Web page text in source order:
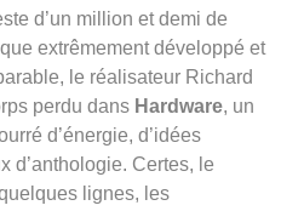
d’un million et demi de
extrêmement développé et
le réalisateur Richard
perdu dans Hardware, un
d’énergie, d’idées
d’anthologie. Certes, le
lignes, les